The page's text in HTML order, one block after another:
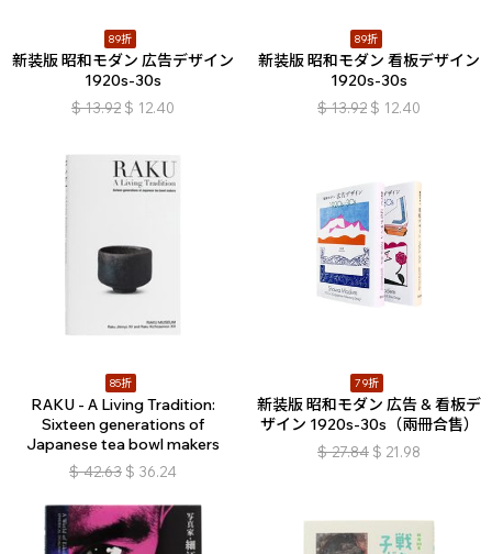
89折
新装版 昭和モダン 広告デザイン
1920s-30s
$ 13.92 $ 12.40
89折
新装版 昭和モダン 看板デザイン
1920s-30s
$ 13.92 $ 12.40
85折
RAKU - A Living Tradition:
Sixteen generations of
Japanese tea bowl makers
$ 42.63 $ 36.24
79折
新装版 昭和モダン 広告 & 看板デ
ザイン 1920s-30s（兩冊合售）
$ 27.84 $ 21.98